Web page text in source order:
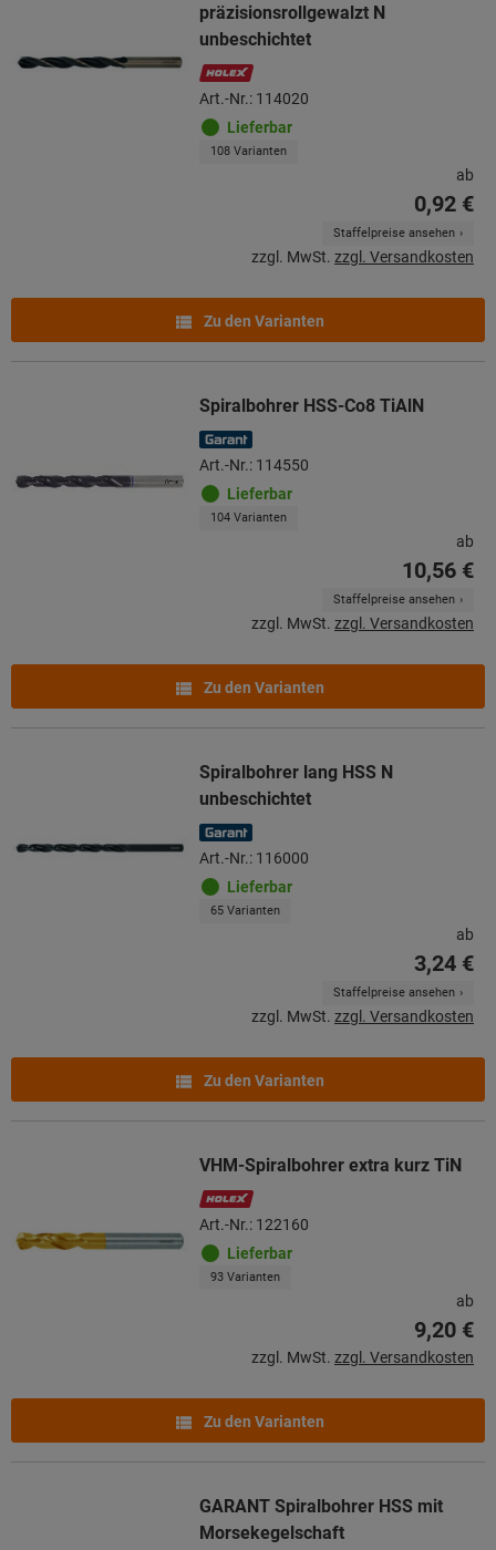
präzisionsrollgewalzt N
unbeschichtet
Art.-Nr.: 114020
Lieferbar
108 Varianten
ab
0,92 €
Staffelpreise ansehen
zzgl. MwSt. zzgl. Versandkosten
Zu den Varianten
Spiralbohrer HSS-Co8 TiAlN
Art.-Nr.: 114550
Lieferbar
104 Varianten
ab
10,56 €
Staffelpreise ansehen
zzgl. MwSt. zzgl. Versandkosten
Zu den Varianten
Spiralbohrer lang HSS N
unbeschichtet
Art.-Nr.: 116000
Lieferbar
65 Varianten
ab
3,24 €
Staffelpreise ansehen
zzgl. MwSt. zzgl. Versandkosten
Zu den Varianten
VHM-Spiralbohrer extra kurz TiN
Art.-Nr.: 122160
Lieferbar
93 Varianten
ab
9,20 €
zzgl. MwSt. zzgl. Versandkosten
Zu den Varianten
GARANT Spiralbohrer HSS mit
Morsekegelschaft